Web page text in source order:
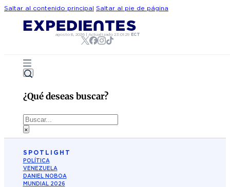
Saltar al contenido principal Saltar al pie de página
agosto 8, 2026| Actualizado 23:01:29 ECT
¿Qué deseas buscar?
Buscar
×
SPOTLIGHT
POLÍTICA
VENEZUELA
DANIEL NOBOA
MUNDIAL 2026